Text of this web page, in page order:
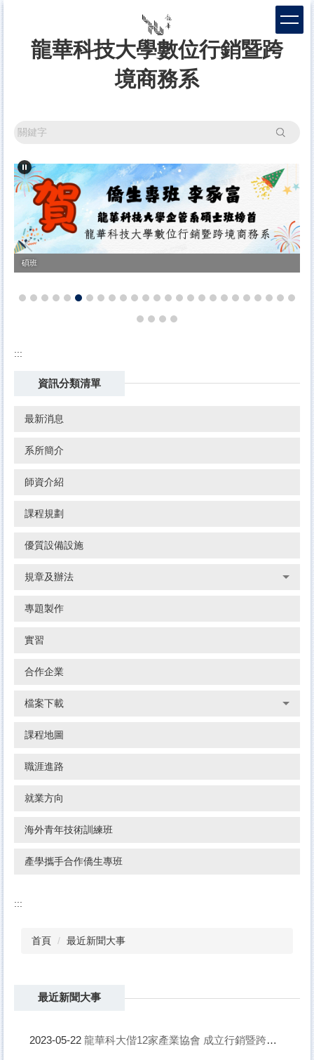
龍華科技大學數位行銷暨跨
境商務系
搜尋
碩班
:::
資訊分類清單
最新消息
系所簡介
師資介紹
課程規劃
優質設備設施
規章及辦法
專題製作
實習
合作企業
檔案下載
課程地圖
職涯進路
就業方向
海外青年技術訓練班
產學攜手合作僑生專班
:::
首頁 最近新聞大事
最近新聞大事
2023-05-22 龍華科大偕12家產業協會 成立行銷暨跨境商務產學人才培育聯盟